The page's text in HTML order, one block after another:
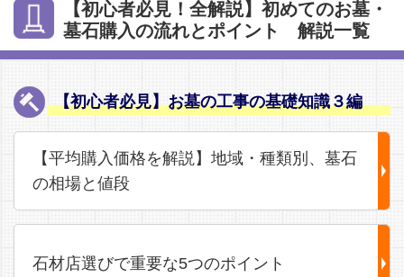
【初心者必見！全解説】初めてのお墓・
墓石購入の流れとポイント 解説一覧
【初心者必見】お墓の工事の基礎知識３編
【平均購入価格を解説】地域・種類別、墓石
の相場と値段
石材店選びで重要な5つのポイント